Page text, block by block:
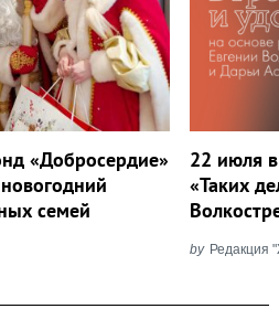
«Добросердие»
семей
22 июля в
«Таких
by Редакция